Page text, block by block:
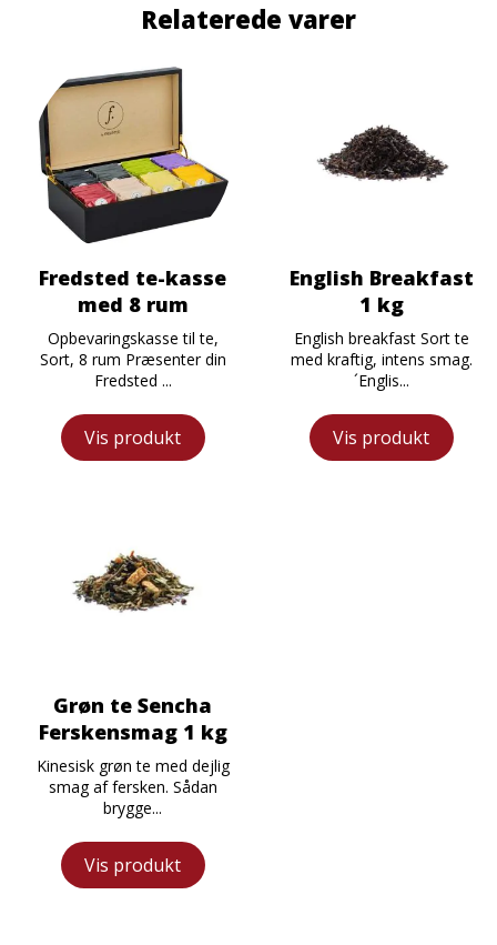
Relaterede varer
Fredsted te-kasse
med 8 rum
Opbevaringskasse til te,
Sort, 8 rum Præsenter din
Fredsted ...
Vis produkt
English Breakfast
1 kg
English breakfast Sort te
med kraftig, intens smag.
´Englis...
Vis produkt
Grøn te Sencha
Ferskensmag 1 kg
Kinesisk grøn te med dejlig
smag af fersken. Sådan
brygge...
Vis produkt